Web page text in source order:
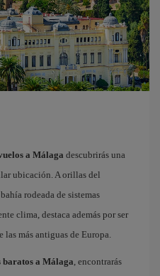
a Málaga descubrirás una
ubicación. A orillas del
rodeada de sistemas
clima, destaca además por ser
las más antiguas de Europa.
baratos a Málaga, encontrarás